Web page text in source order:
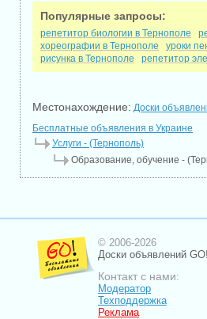
Популярные запросы:
репетитор биологии в Тернополе
хореографии в Тернополе
уроки
рисунка в Тернополе
репетитор
Местонахождение: Доски
Бесплатные объявления в Украине
Услуги - (Тернополь)
Образование, обучение -
© 2006-2026
Доски объявлений GO!
Контакт с нами:
Модератор
Техподдержка
Реклама